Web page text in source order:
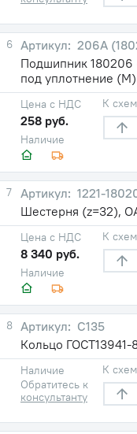
6
206А
Подшипник 180206
под уплотнение (М)
Наличие
Цена с НДС
258 руб.
К
7
1221-
Шестерня (z=32),
Наличие
Цена с НДС
8 340 руб.
К
8
С135
Кольцо ГОСТ13941-
Наличие
Обратитесь к
консультанту
К